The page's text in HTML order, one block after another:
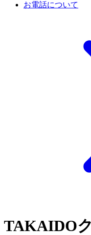
お電話について
TAKAIDO